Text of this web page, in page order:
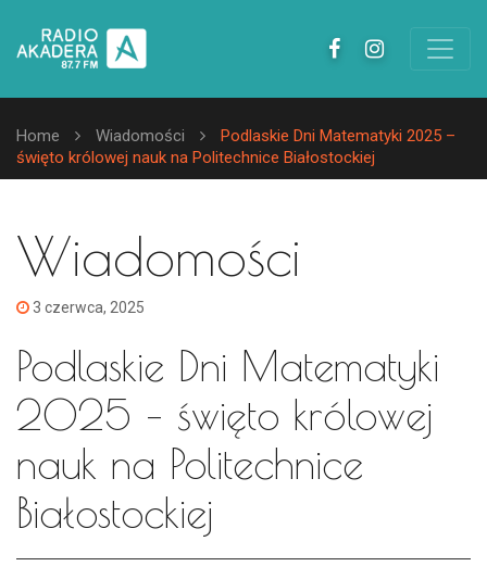
Home Wiadomości
Podlaskie Dni Matematyki 2025 –
święto królowej nauk na Politechnice Białostockiej
Wiadomości
3 czerwca, 2025
Podlaskie Dni Matematyki
2025 – święto królowej
nauk na Politechnice
Białostockiej